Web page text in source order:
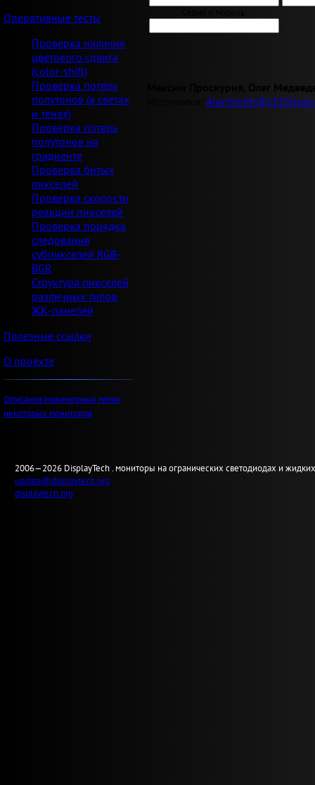
Оперативные тесты
Проверка наличия
цветового сдвига
(color-shift)
Проверка потерь
полутонов (в светах
и тенях)
Проверка потерь
полутонов на
градиенте
Проверка битых
пикселей
Проверка скорости
реакции пикселей
Проверка порядка
следования
субпикселей RGB-
BGR
Структура пикселей
различных типов
ЖК-панелей
Полезные ссылки
О проекте
Описания инженерных меню
некоторых мониторов
Максим Проскурня, Олег
2006—2026 DisplayTech . мониторы на огранических светодиодах и
update@displaytech.org
displaytech.org